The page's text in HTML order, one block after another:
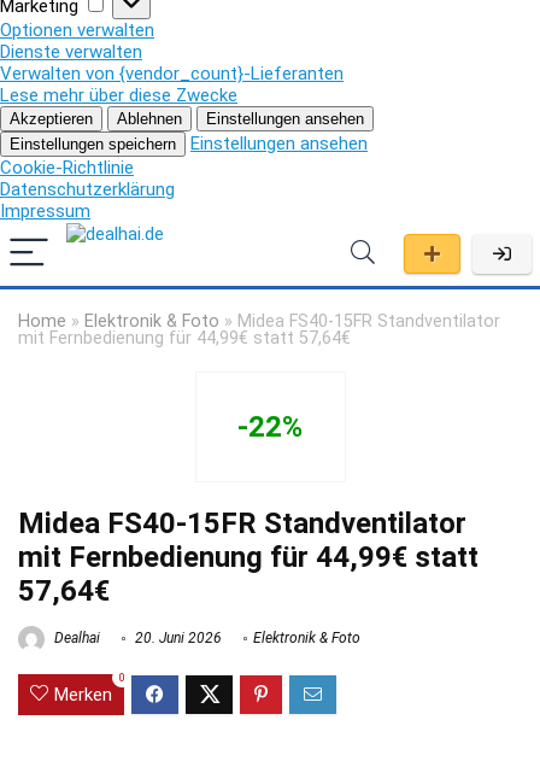
Marketing
Optionen verwalten
Dienste verwalten
Verwalten von {vendor_count}-Lieferanten
Lese mehr über diese Zwecke
Akzeptieren Ablehnen
Einstellungen ansehen
Einstellungen speichern
Einstellungen ansehen
Cookie-Richtlinie
Datenschutzerklärung
Impressum
Home » Elektronik & Foto » Midea FS40-15FR Standventilator
mit Fernbedienung für 44,99€ statt 57,64€
-22%
Midea FS40-15FR Standventilator
mit Fernbedienung für 44,99€ statt
57,64€
Dealhai 20. Juni 2026 Elektronik & Foto
Merken
0